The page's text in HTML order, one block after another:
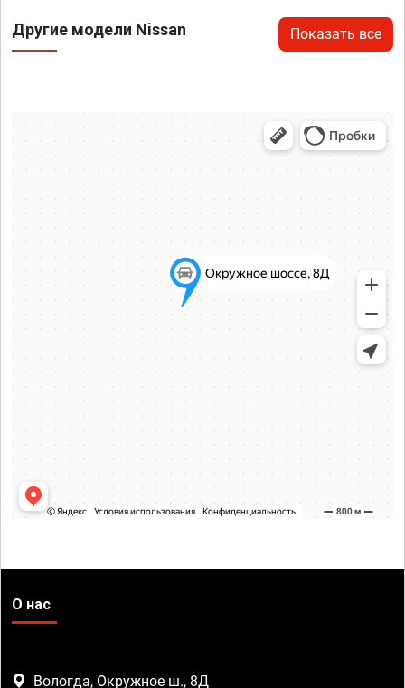
Другие модели Nissan Показать все
О нас
Вологда, Окружное ш., 8Д